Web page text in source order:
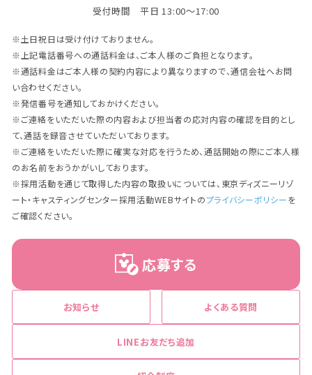
受付時間 平日 13:00～17:00
※土日祝日は受け付けておりません。
※上記電話番号への通話料金は、ご本人様のご負担となります。
※通話料金はご本人様の契約内容により異なりますので、通信会社へお問
い合わせください。
※発信番号を通知しておかけください。
※ご連絡をいただいた際の内容および担当者の応対内容の確認を目的とし
て、通話を録音させていただいております。
※ご連絡をいただいた際に確実な対応を行うため、通話開始の際にご本人様
のお名前をおうかがいしております。
※採用活動を通じて取得した内容の取扱いについては、東京ディズニーリゾ
ート・キャスティングセンター採用活動WEBサイトのプライバシーポリシーを
ご確認ください。
応募する
お知らせ よくある質問
LINEお友だち追加